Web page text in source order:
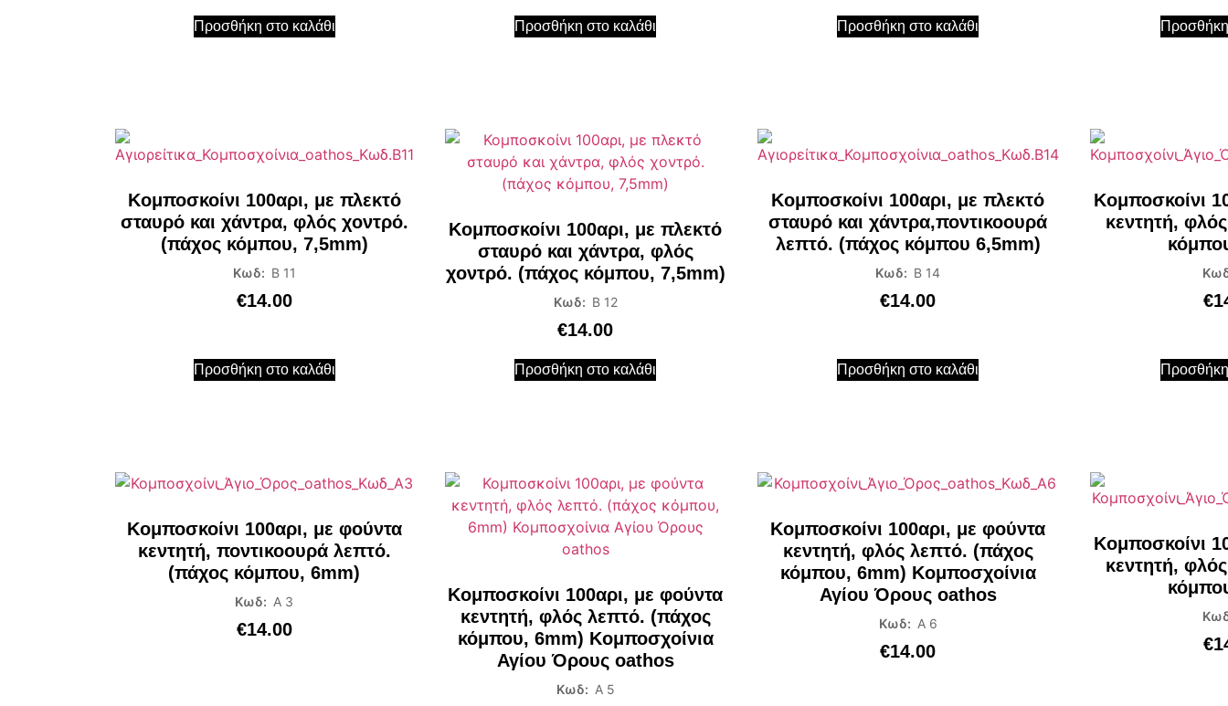
Προσθήκη στο καλάθι Προσθήκη στο καλάθι Προσθήκη στο καλάθι Προσθήκη
Κομποσκοίνι 100αρι, με πλεκτό
σταυρό και χάντρα, φλός χοντρό.
(πάχος κόμπου, 7,5mm)
Κωδ: Β 11
€14.00
Προσθήκη στο καλάθι
Κομποσκοίνι 100αρι, με πλεκτό
σταυρό και χάντρα, φλός
χοντρό. (πάχος κόμπου, 7,5mm)
Κωδ: Β 12
€14.00
Προσθήκη στο καλάθι
Κομποσκοίνι 100αρι, με πλεκτό
σταυρό και χάντρα,ποντικοουρά
λεπτό. (πάχος κόμπου 6,5mm)
Κωδ: Β 14
€14.00
Προσθήκη στο καλάθι
Κομποσκοίνι
κεντητή,
€
Προσθήκη
Κομποσκοίνι 100αρι, με φούντα
κεντητή, ποντικοουρά λεπτό.
(πάχος κόμπου, 6mm)
Κωδ: Α 3
€14.00
Κομποσκοίνι 100αρι, με φούντα
κεντητή, φλός λεπτό. (πάχος
κόμπου, 6mm) Κομποσχοίνια
Αγίου Όρους oathos
Κωδ: Α 5
Κομποσκοίνι 100αρι, με φούντα
κεντητή, φλός λεπτό. (πάχος
κόμπου, 6mm) Κομποσχοίνια
Αγίου Όρους oathos
Κωδ: Α 6
€14.00
Κομποσκοίνι
κεντητή,
€